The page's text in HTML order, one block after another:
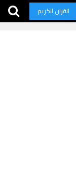
القران الكريم